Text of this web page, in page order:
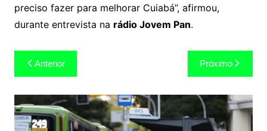
preciso fazer para melhorar Cuiabá”, afirmou,
durante entrevista na rádio Jovem Pan.
Navegação
de
Post
Anterior Próximo